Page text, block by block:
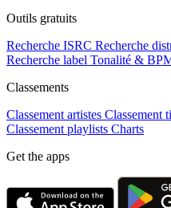
Outils gratuits
Recherche ISRC Recherche
Recherche label Tonalité &
Classements
Classement artistes Classement
Classement playlists Charts
Get the apps